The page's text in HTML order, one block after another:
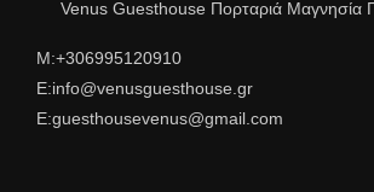
Venus Guesthouse Πορταριά Μαγνησία
Μ:+306995120910
E:info@venusguesthouse.gr
E:guesthousevenus@gmail.com